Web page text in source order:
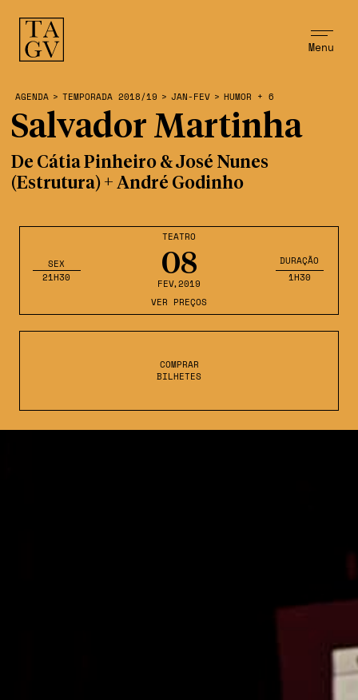
Menu
TEATRO
08
FEV,2019
SEX
21H30
DURAÇÃO
1H30
VER PREÇOS
COMPRAR
BILHETES
AGENDA > TEMPORADA 2018/19 > JAN-FEV > HUMOR + 6
Salvador Martinha
De Cátia Pinheiro & José Nunes
(Estrutura) + André Godinho